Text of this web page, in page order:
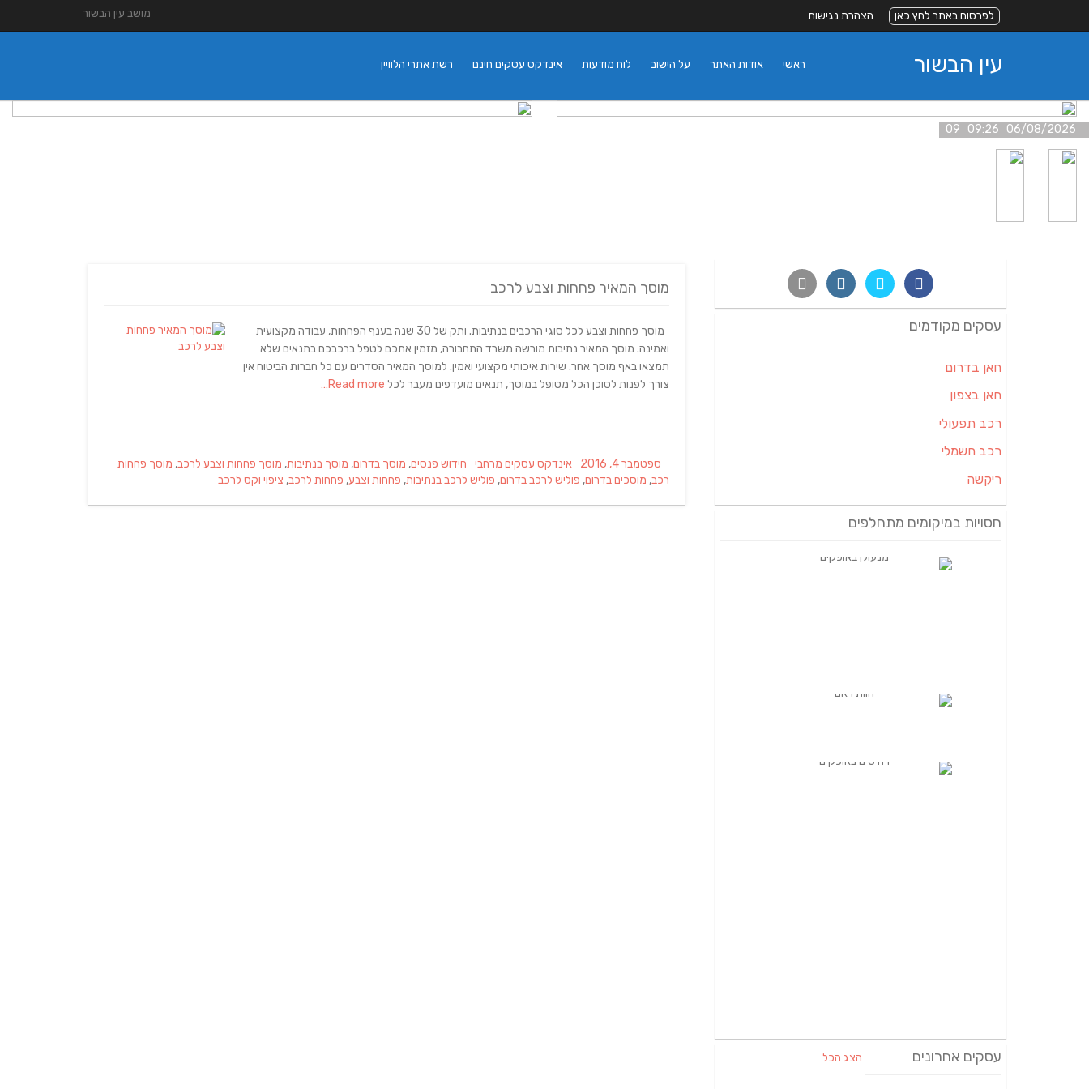
מושב עין הבשור לפרסום באתר לחץ כאן הצהרת נגישות
עין הבשור רשת אתרי הלוויין אינדקס עסקים חינם לוח מודעות על הישוב אודות האתר ראשי
06/08/2026 09:26 09
מוסך המאיר פחחות וצבע לרכב
מוסך פחחות וצבע לכל סוגי הרכבים בנתיבות. ותק של 30 שנה בענף הפחחות, עבודה מקצועית
ואמינה. מוסך המאיר נתיבות מורשה משרד התחבורה, מזמין אתכם לטפל ברכבכם בתנאים שלא
תמצאו באף מוסך אחר. שירות איכותי מקצועי ואמין. למוסך המאיר הסדרים עם כל חברות הביטוח אין
צורך לפנות לסוכן הכל מטופל במוסך, תנאים מועדפים מעבר לכל
Posted
on
ספטמבר 4, 2016 Categories
אינדקס עסקים מרחבי Tags
חידוש פנסים, מוסך בדרום, מוסך בנתיבות, מוסך פחחות וצבע לרכב, מוסך פחחות
רכב, מוסכים בדרום, פוליש לרכב בדרום, פוליש לרכב בנתיבות, פחחות וצבע, פחחות לרכב, ציפוי וקס לרכב
עסקים מקודמים
חאן בדרום
חאן בצפון
רכב תפעולי
רכב חשמלי
ריקשה
חסויות במיקומים מתחלפים
עסקים אחרונים הצג הכל